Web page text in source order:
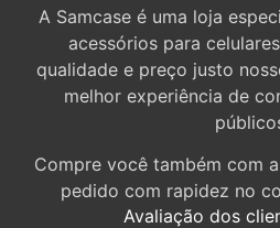
A Samcase é uma loja
acessórios para
qualidade e preço justo
melhor experiência de
Compre você também com
pedido com rapidez no
Avaliação dos